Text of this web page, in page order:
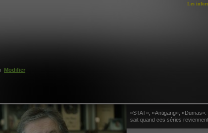
Les
Modifier
«STAT», «Antigang», «Dumas»:
sait quand ces séries reviennent